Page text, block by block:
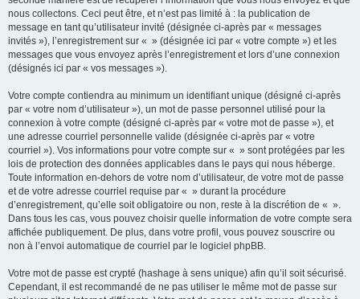
nous collectons. Ceci peut être, et n’est pas limité à : la publication de
message en tant qu’utilisateur invité (désignée ci-après par « messages
invités »), l’enregistrement sur « » (désignée ici par « votre compte ») et les
messages que vous envoyez après l’enregistrement et lors d’une connexion
(désignés ici par « vos messages »).
Votre compte contiendra au minimum un identifiant unique (désigné ci-après
par « votre nom d’utilisateur »), un mot de passe personnel utilisé pour la
connexion à votre compte (désigné ci-après par « votre mot de passe »), et
une adresse courriel personnelle valide (désignée ci-après par « votre
courriel »). Vos informations pour votre compte sur « » sont protégées par les
lois de protection des données applicables dans le pays qui nous héberge.
Toute information en-dehors de votre nom d’utilisateur, de votre mot de passe
et de votre adresse courriel requise par « » durant la procédure
d’enregistrement, qu’elle soit obligatoire ou non, reste à la discrétion de « ».
Dans tous les cas, vous pouvez choisir quelle information de votre compte sera
affichée publiquement. De plus, dans votre profil, vous pouvez souscrire ou
non à l’envoi automatique de courriel par le logiciel phpBB.
Votre mot de passe est crypté (hashage à sens unique) afin qu’il soit sécurisé.
Cependant, il est recommandé de ne pas utiliser le même mot de passe sur